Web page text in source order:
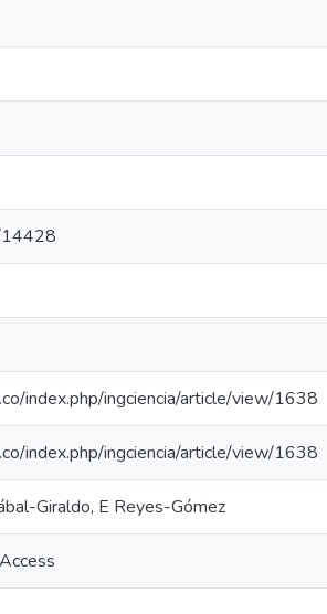
index.php/ingciencia/article/view/1638
index.php/ingciencia/article/view/1638
Giraldo, E Reyes-Gómez